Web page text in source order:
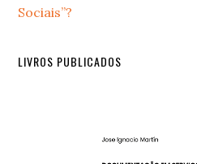
Sociais”?
LIVROS PUBLICADOS